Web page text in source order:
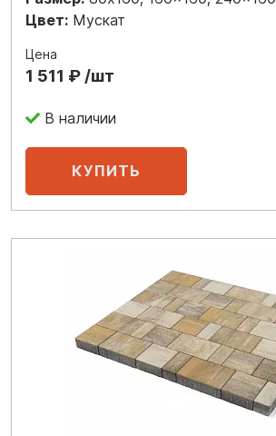
Цвет: Мускат
Цена
1 511 ₽ /шт
В наличии